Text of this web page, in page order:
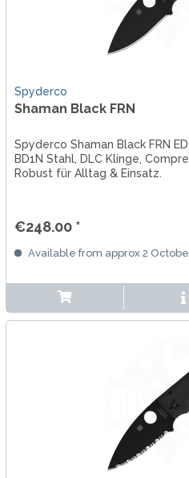
Spyderco
Shaman Black FRN
Spyderco Shaman Black FRN
BD1N Stahl, DLC Klinge,
Robust für Alltag & Einsatz.
€248.00 *
Available from approx 2